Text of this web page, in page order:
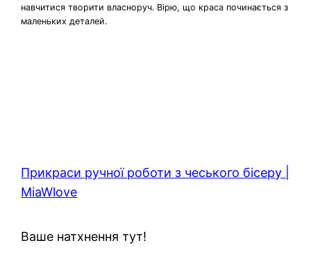
навчитися творити власноруч. Вірю, що краса починається з
маленьких деталей.
Прикраси ручної роботи з чеського бісеру |
MiaWlove
Ваше натхнення тут!